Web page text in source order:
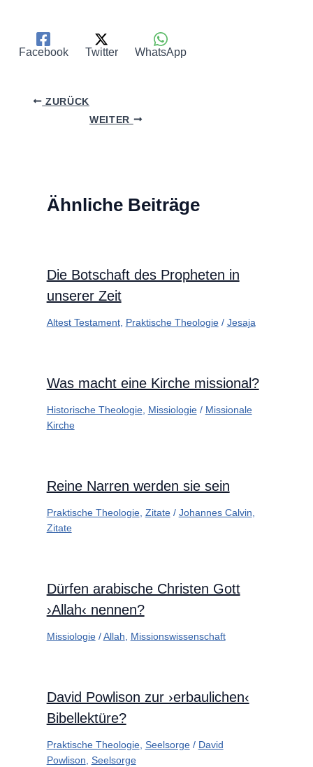
Facebook Twitter WhatsApp
ZURÜCK
WEITER
Ähnliche Beiträge
Die Botschaft des Propheten in
unserer Zeit
Altest Testament, Praktische Theologie/ Jesaja
Was macht eine Kirche missional?
Historische Theologie, Missiologie/ Missionale
Kirche
Reine Narren werden sie sein
Praktische Theologie, Zitate/ Johannes Calvin
Zitate
Dürfen arabische Christen Gott
›Allah‹ nennen?
Missiologie/Allah Missionswissenschaft
David Powlison zur ›erbaulichen‹
Bibellektüre?
Praktische Theologie, Seelsorge/ David
Powlison Seelsorge